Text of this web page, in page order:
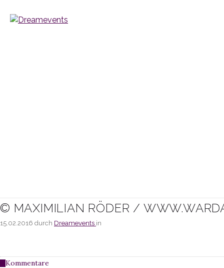
© MAXIMILIAN RÖDER /
15.02.2016 durch Dreamevents in
Kommentare